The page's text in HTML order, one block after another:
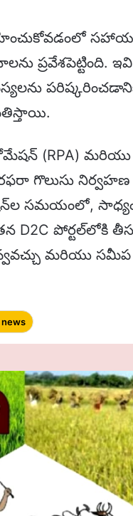
ప్రవేశపెట్టింది.
(RPA) మరియు
గొలుసు
సమయంలో,
పోర్టల్‌లోకి
మరియు
news